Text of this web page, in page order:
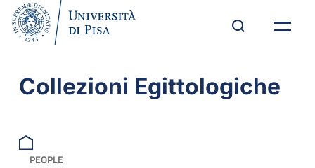
Collezioni Egittologiche
PEOPLE